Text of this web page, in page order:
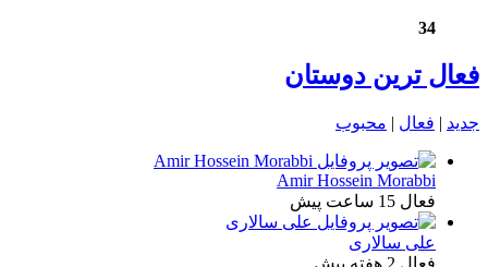
34
فعال ترین دوستان
جدید | فعال | محبوب
Amir Hossein Morabbi
فعال 15 ساعت پیش
علی سالاری
فعال 2 هفته پیش